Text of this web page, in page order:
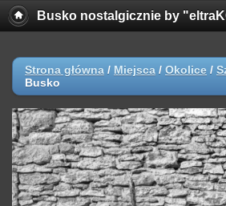
Busko nostalgicznie by
Strona główna / Miejsca / Okolice /
Busko